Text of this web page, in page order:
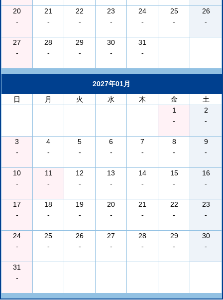
20
-
21
-
22
-
23
-
24
-
25
-
26
-
27
-
28
-
29
-
30
-
31
-
2027年01月
日
月 火 水 木 金
土
1
-
2
-
3
-
4
-
5
-
6
-
7
-
8
-
9
-
10
-
11
-
12
-
13
-
14
-
15
-
16
-
17
-
18
-
19
-
20
-
21
-
22
-
23
-
24
-
25
-
26
-
27
-
28
-
29
-
30
-
31
-